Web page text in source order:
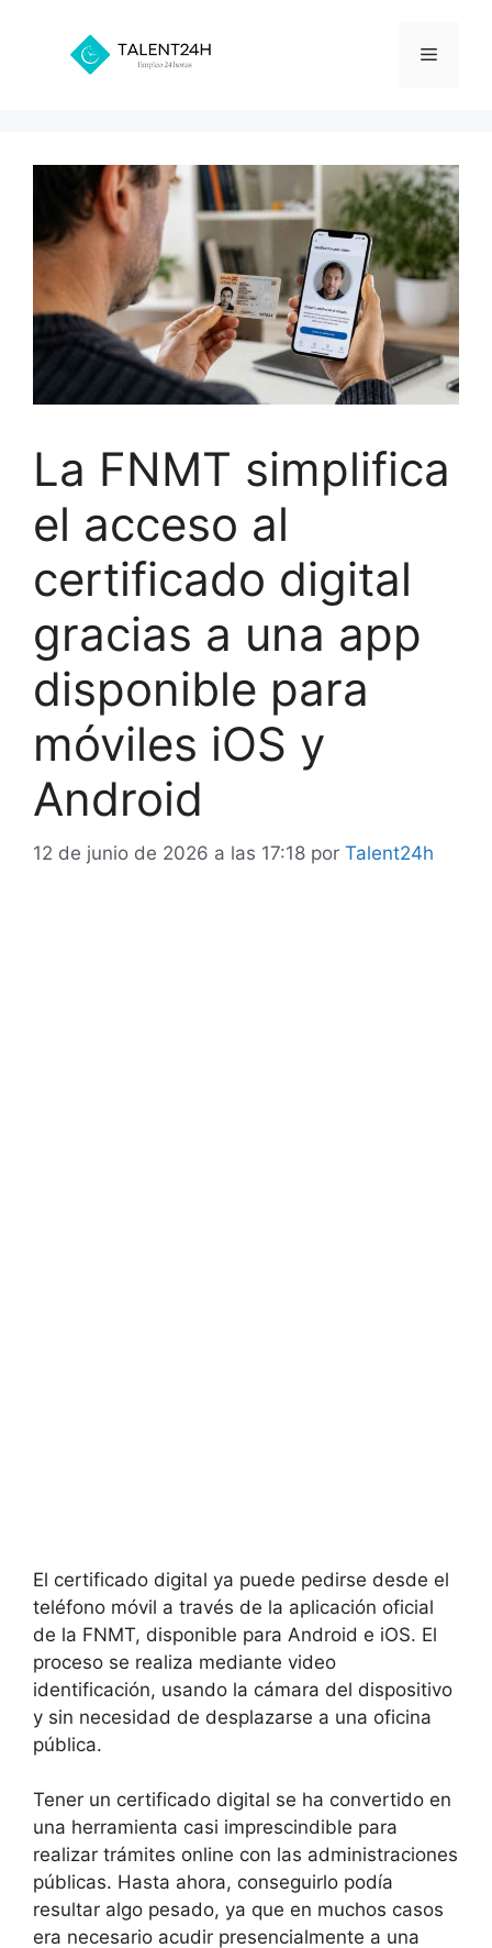
contenido
Menú
La FNMT simplifica
el acceso al
certificado digital
gracias a una app
disponible para
móviles iOS y
Android
12 de junio de 2026 a las 17:18 por Talent24h
El certificado digital ya puede pedirse desde el
teléfono móvil a través de la aplicación oficial
de la FNMT, disponible para Android e iOS. El
proceso se realiza mediante video
identificación, usando la cámara del dispositivo
y sin necesidad de desplazarse a una oficina
pública.
Tener un certificado digital se ha convertido en
una herramienta casi imprescindible para
realizar trámites online con las administraciones
públicas. Hasta ahora, conseguirlo podía
resultar algo pesado, ya que en muchos casos
era necesario acudir presencialmente a una